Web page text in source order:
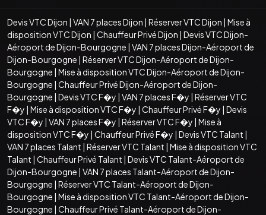
Devis VTC Dijon | VAN 7 places Dijon | Réserver VTC Dijon | Mise à
disposition VTC Dijon | Chauffeur Privé Dijon | Devis VTC Dijon-
Aéroport de Dijon-Bourgogne | VAN 7 places Dijon-Aéroport de
Dijon-Bourgogne | Réserver VTC Dijon-Aéroport de Dijon-
Bourgogne | Mise à disposition VTC Dijon-Aéroport de Dijon-
Bourgogne | Chauffeur Privé Dijon-Aéroport de Dijon-
Bourgogne | Devis VTC F�y | VAN 7 places F�y | Réserver VTC
F�y | Mise à disposition VTC F�y | Chauffeur Privé F�y | Devis
VTC F�y | VAN 7 places F�y | Réserver VTC F�y | Mise à
disposition VTC F�y | Chauffeur Privé F�y | Devis VTC Talant |
VAN 7 places Talant | Réserver VTC Talant | Mise à disposition VTC
Talant | Chauffeur Privé Talant | Devis VTC Talant-Aéroport de
Dijon-Bourgogne | VAN 7 places Talant-Aéroport de Dijon-
Bourgogne | Réserver VTC Talant-Aéroport de Dijon-
Bourgogne | Mise à disposition VTC Talant-Aéroport de Dijon-
Bourgogne | Chauffeur Privé Talant-Aéroport de Dijon-